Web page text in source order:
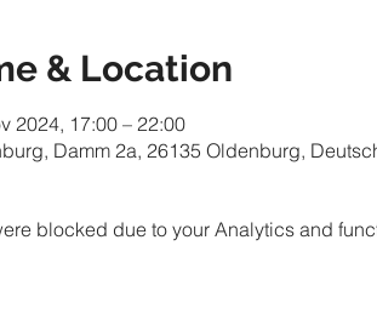
& Location
2024, 17:00 – 22:00
Damm 2a, 26135 Oldenburg,
blocked due to your Analytics and